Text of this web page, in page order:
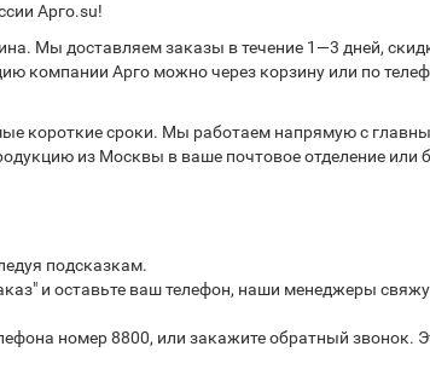
Арго.su!
Мы доставляем заказы в течение 1—3 дней,
компании Арго можно через корзину или по
короткие сроки. Мы работаем напрямую с
из Москвы в ваше почтовое отделение
подсказкам.
и оставьте ваш телефон, наши менеджеры
номер 8800, или закажите обратный звонок.